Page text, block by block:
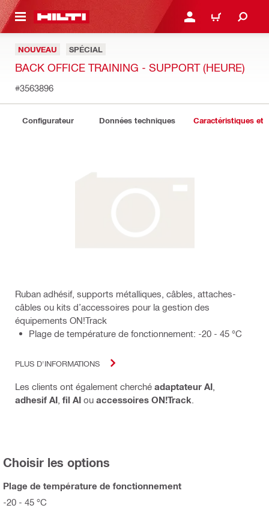
CONTENT CONNEXION OU
PANIER
NOUVEAU SPÉCIAL
BACK OFFICE TRAINING - SUPPORT (HEURE)
#3563896
Configurateur Données techniques Caractéristiques et
Ruban adhésif, supports métalliques, câbles, attaches-
câbles ou kits d’accessoires pour la gestion des
équipements ON!Track
Plage de température de fonctionnement: -20 - 45 °C
PLUS D'INFORMATIONS
Les clients ont également cherché adaptateur AI
adhesif AI fil AI ou accessoires ON!Track
Choisir les options
Plage de température de fonctionnement
-20 - 45 °C